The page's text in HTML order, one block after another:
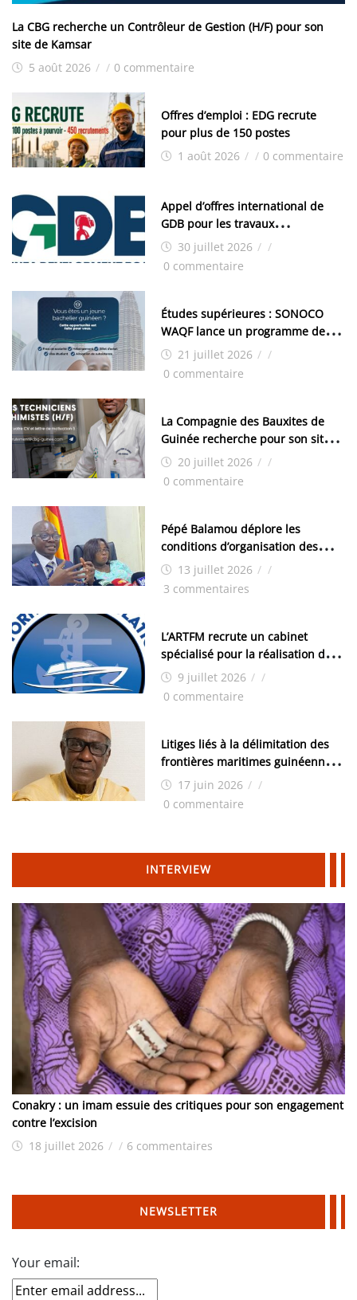
La CBG recherche un Contrôleur de Gestion (H/F) pour son
site de Kamsar
5 août 2026 / / 0 commentaire
Offres d’emploi : EDG recrute
pour plus de 150 postes
1 août 2026 / / 0 commentaire
Appel d’offres international de
GDB pour les travaux
d’aménagement de la zone
industrielle de FANDJE (PAZIF)
30 juillet 2026 / /
0 commentaire
Études supérieures : SONOCO
WAQF lance un programme de
bourses pour la Malaisie
21 juillet 2026 / /
0 commentaire
La Compagnie des Bauxites de
Guinée recherche pour son site
de Kamsar des techniciens
chimistes (H/F)
20 juillet 2026 / /
0 commentaire
Pépé Balamou déplore les
conditions d’organisation des
examens nationaux : « Si ce sont
les élections, on trouve tous les
13 juillet 2026 / /
3 commentaires
L’ARTFM recrute un cabinet
spécialisé pour la réalisation des
études techniques
9 juillet 2026 / /
0 commentaire
Litiges liés à la délimitation des
frontières maritimes guinéennes:
Idrissa Chérif écrit au ministre
des Hydrocarbures
17 juin 2026 / /
0 commentaire
INTERVIEW
Conakry : un imam essuie des critiques pour son engagement
contre l’excision
18 juillet 2026 / / 6 commentaires
NEWSLETTER
Your email: